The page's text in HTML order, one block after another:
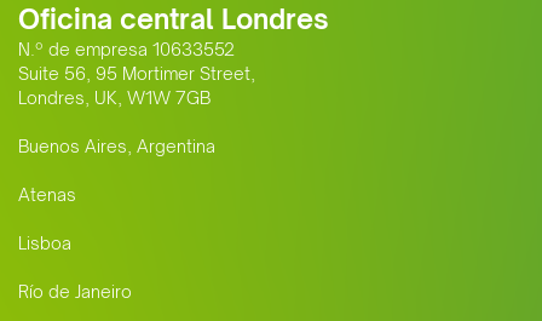
Oficina central Londres
N.º de empresa 10633552
Suite 56, 95 Mortimer Street,
Londres, UK, W1W 7GB
Buenos Aires, Argentina
Atenas
Lisboa
Río de Janeiro